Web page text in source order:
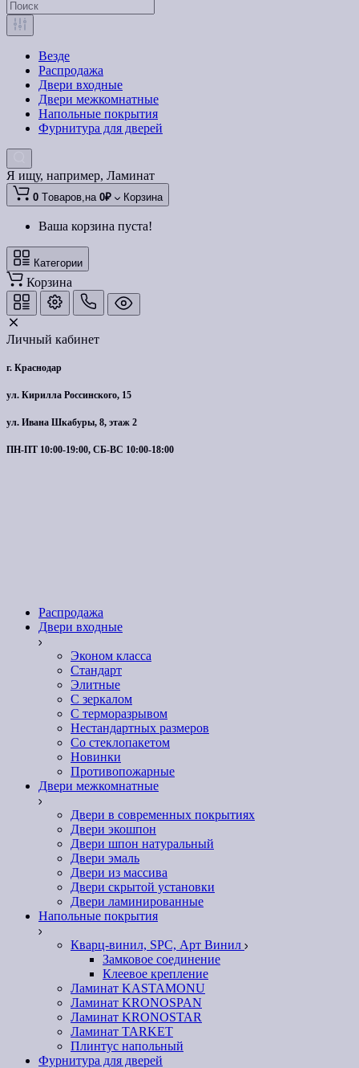
Везде
Распродажа
Двери входные
Двери межкомнатные
Напольные покрытия
Фурнитура для дверей
Я ищу, например, Ламинат
0 Tоваров,на 0₽ Корзина
Ваша корзина пуста!
Категории
Корзина
Личный кабинет
г. Краснодар
ул. Кирилла Россинского, 15
ул. Ивана Шкабуры, 8, этаж 2
ПН-ПТ 10:00-19:00, СБ-ВС 10:00-18:00
Распродажа
Двери входные
Эконом класса
Стандарт
Элитные
С зеркалом
С терморазрывом
Нестандартных размеров
Со стеклопакетом
Новинки
Противопожарные
Двери межкомнатные
Двери в современных покрытиях
Двери экошпон
Двери шпон натуральный
Двери эмаль
Двери из массива
Двери скрытой установки
Двери ламинированные
Напольные покрытия
Кварц-винил, SPC, Арт Винил
Замковое соединение
Клеевое крепление
Ламинат KASTAMONU
Ламинат KRONOSPAN
Ламинат KRONOSTAR
Ламинат TARKET
Плинтус напольный
Фурнитура для дверей